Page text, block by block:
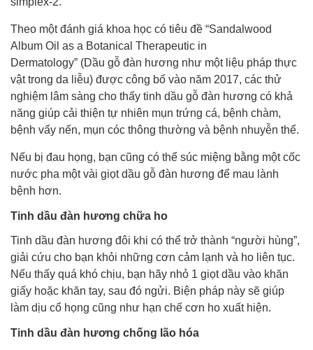
Theo một đánh giá khoa học có tiêu đề “Sandalwood
Album Oil as a Botanical Therapeutic in
Dermatology” (Dầu gỗ đàn hương như một liệu pháp thực
vật trong da liễu) được công bố vào năm 2017, các thử
nghiệm lâm sàng cho thấy tinh dầu gỗ đàn hương có khả
năng giúp cải thiện tự nhiên mụn trứng cá, bệnh chàm,
bệnh vẩy nến, mụn cóc thông thường và bệnh nhuyễn thể.
Nếu bị đau họng, bạn cũng có thể súc miệng bằng một cốc
nước pha một vài giọt dầu gỗ đàn hương để mau lành
bệnh hơn.
Tinh dầu đàn hương chữa ho
Tinh dầu đàn hương đôi khi có thể trở thành “người hùng”,
giải cứu cho bạn khỏi những cơn cảm lạnh và ho liên tục.
Nếu thấy quá khó chịu, bạn hãy nhỏ 1 giọt dầu vào khăn
giấy hoặc khăn tay, sau đó ngửi. Biện pháp này sẽ giúp
làm dịu cổ họng cũng như hạn chế cơn ho xuất hiện.
Tinh dầu đàn hương chống lão hóa